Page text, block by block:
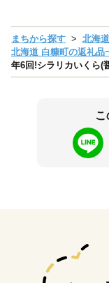
まちから探す 北海道
北海道 白糠町の返礼品
年6回!シラリカいくら(